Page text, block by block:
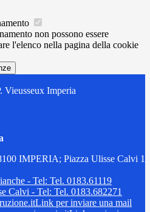
non possono essere
l'elenco nella pagina della cookie
Vieusseux Imperia
IMPERIA; Piazza Ulisse Calvi 1
- Tel: Tel. 0183.61119
Calvi - Tel: Tel. 0183.682271
Link per inviare una mail